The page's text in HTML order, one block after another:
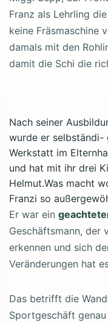
Franz als Lehrling
keine Fräsmaschine
damals mit den
damit die Schi die
Nach seiner
wurde er selbständi-
Werkstatt im
und hat mit ihr drei
Helmut.Was macht
Franzi so
Er war ein
Geschäftsmann, der
erkennen und sich
Veränderungen hat
Das betrifft die
Sportgeschäft